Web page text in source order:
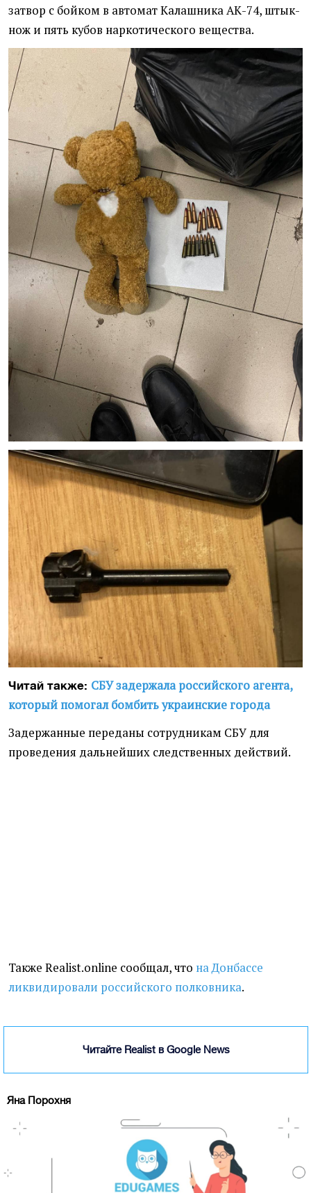
затвор с бойком в автомат Калашника АК-74, штык-
нож и пять кубов наркотического вещества.
Читай также: СБУ задержала российского агента,
который помогал бомбить украинские города
Задержанные переданы сотрудникам СБУ для
проведения дальнейших следственных действий.
Также Realist.online сообщал, что на Донбассе
ликвидировали российского полковника.
Читайте Realist в Google News
Яна Порохня